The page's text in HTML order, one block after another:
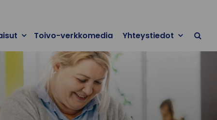
Toivo-verkkomedia Yhteystiedot